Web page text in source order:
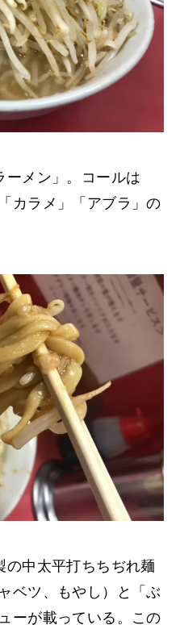
ーメン」。コールは
カラメ」「アブラ」の
の中太平打ちちぢれ麺
ベツ、もやし）と「ぶ
ーが載っている。この